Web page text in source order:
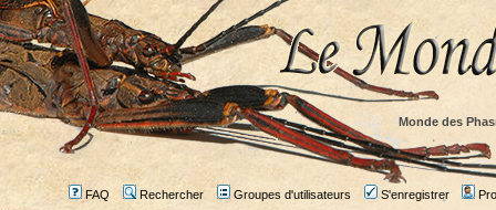
Monde des
FAQ Rechercher Groupes d'utilisateurs S'enregistrer